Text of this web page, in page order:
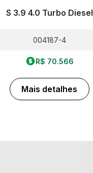
S 3.9 4.0 Turbo Diesel
004187-4
R$ 70.566
Mais detalhes